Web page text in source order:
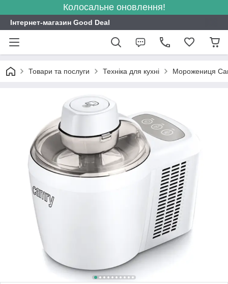
Колосальне оновлення!
Інтернет-магазин Good Deal
Товари та послуги Техніка для кухні Морожениця